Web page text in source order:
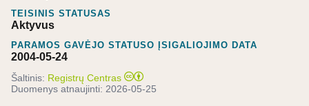
TEISINIS STATUSAS
Aktyvus
PARAMOS GAVĖJO STATUSO ĮSIGALIOJIMO DATA
2004-05-24
Šaltinis: Registrų Centras
Duomenys atnaujinti: 2026-05-25